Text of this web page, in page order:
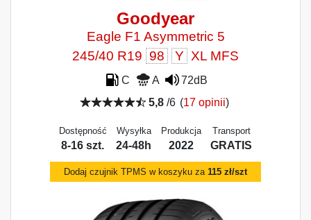
Goodyear
Eagle F1 Asymmetric 5
245/40 R19 98 Y XL MFS
C A
72dB
5,8/6 (17 opinii)
Dostępność
8-16 szt.
Wysyłka
24-48h
Produkcja
2022
Transport
GRATIS
Dodaj czujnik TPMS w koszyku za 115 zł/szt